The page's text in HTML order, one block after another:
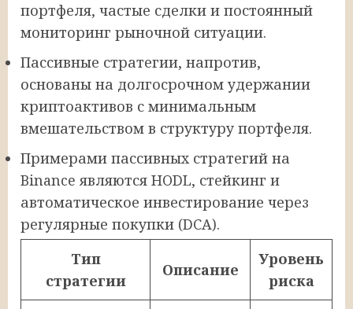
портфеля, частые сделки и постоянный
мониторинг рыночной ситуации.
Пассивные стратегии, напротив,
основаны на долгосрочном удержании
криптоактивов с минимальным
вмешательством в структуру портфеля.
Примерами пассивных стратегий на
Binance являются HODL, стейкинг и
автоматическое инвестирование через
регулярные покупки (DCA).
Тип
стратегии
Описание
Уровень
риска